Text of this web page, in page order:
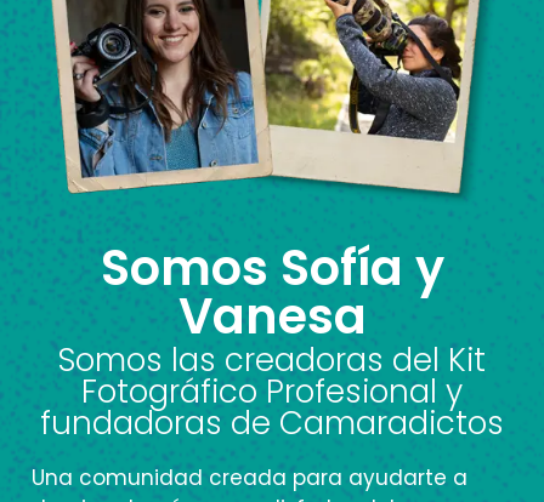
Somos Sofía y
Vanesa
Somos las creadoras del Kit
Fotográfico Profesional y
fundadoras de Camaradictos
Una comunidad creada para ayudarte a